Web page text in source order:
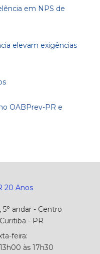
em NPS de
elevam exigências
OABPrev-PR e
5° andar - Centro
- PR
feira:
às 17h30